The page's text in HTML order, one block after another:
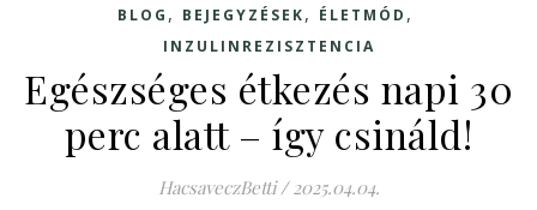
BLOG , BEJEGYZÉSEK, ÉLETMÓD ,
INZULINREZISZTENCIA
Egészséges étkezés napi 30
perc alatt – így csináld!
HacsaveczBetti / 2025.04.04.